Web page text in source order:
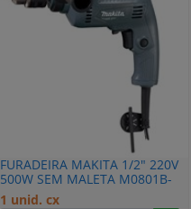
FURADEIRA MAKITA 1/2" 220V
500W SEM MALETA M0801B-
220V
1 unid. cx